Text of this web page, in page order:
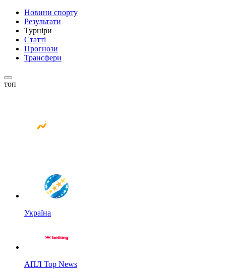
Новини спорту
Результати
Турніри
Статті
Прогнози
Трансфери
топ
Україна
АПЛ Top News